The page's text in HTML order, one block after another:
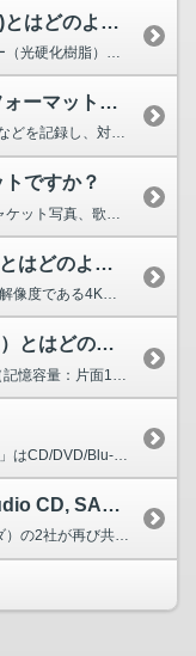
UHQCD(Ultimate High Quality CD)とはどのよう...
従来のCD製造方法とは異なったフォトポリマー（光硬化樹脂）を使用していることにより、既...
VCD（ビデオCD)とはどのようなフォーマットですか？
ビデオCD（VCD）は、CD-ROMに動画や音声などを記録し、対応機器で再生するための規格です...
ですか？
廃盤・製造中止になったレコードやCDを、ジャケット写真、歌詞掲載など、当時のデザインをできる限...
4K ULTRA HD/ULTRA HD Blu-rayとはどのようなフォ...
4K ULTRA HDとは、フルハイビジョンの4倍の解像度である4K（3840×2160画素）...
Blu-ray Disc（ブルーレイディスク）とはどのようなフォーマットですか？
「スマプラミュージック」「スマプラムービー」はCD/DVD/Blu-rayに収録されたコン...
スーパーオーディオCD（Super Audio CD, SACD）/ SA...
CDを開発したソニーとフィリップス（オランダ）の2社が再び共同で開発した音楽フォーマット。 ...